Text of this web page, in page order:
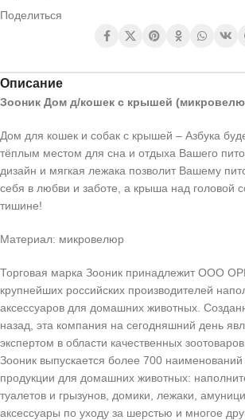
Поделиться
Описание
Зооник Дом д/кошек с крышей
Дом для кошек и собак с крышей – Азбука
тёплым местом для сна и отдыха Вашего
дизайн и мягкая лежака позволит Вашему
себя в любви и заботе, а крыша над головой
тишине!
Материал: микровелюр
Торговая марка Зооник принадлежит ООО
крупнейших российских производителей
аксессуаров для домашних животных.
назад, эта компания на сегодняшний день
экспертом в области качественных
Зооник выпускается более 700 наименований
продукции для домашних животных:
туалетов и грызунов, домики, лежаки,
аксессуары по уходу за шерстью и многое